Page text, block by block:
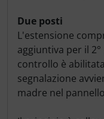
Due posti
L'estensione
aggiuntiva per il
controllo è
segnalazione
madre nel